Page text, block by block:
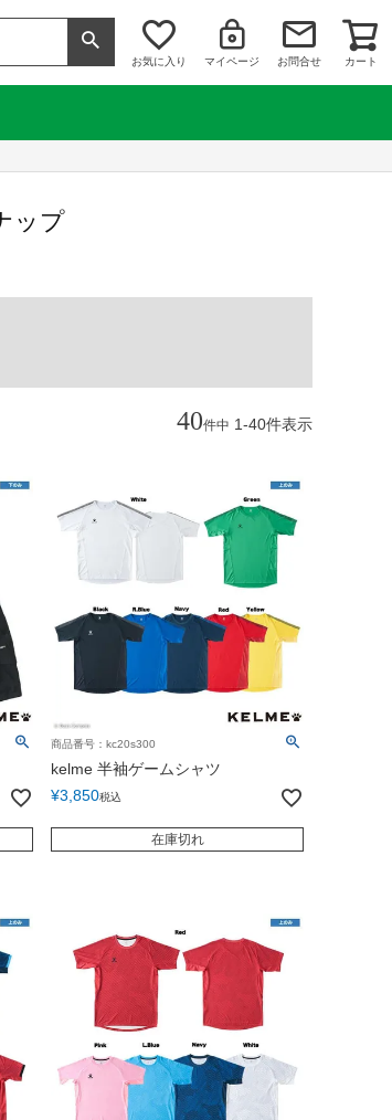
お気に入り マイページ お問合せ カート
ップ
40件中 1-40件表示
商品番号：kc20s300
kelme 半袖ゲームシャツ
¥3,850税込
在庫切れ